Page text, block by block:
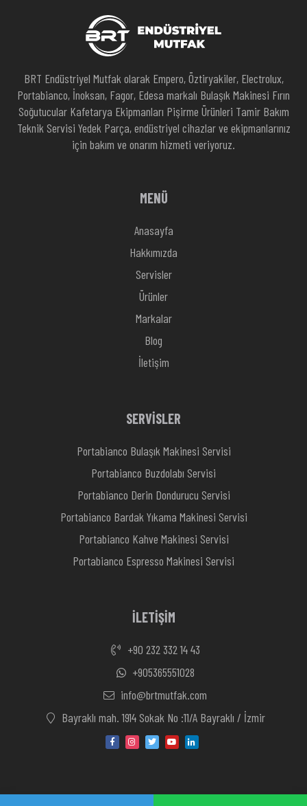
BRT Endüstriyel Mutfak olarak Empero, Öztiryakiler, Electrolux,
Portabianco, İnoksan, Fagor, Edesa markalı Bulaşık Makinesi Fırın
Soğutucular Kafetarya Ekipmanları Pişirme Ürünleri Tamir Bakım
Teknik Servisi Yedek Parça, endüstriyel cihazlar ve ekipmanlarınız
için bakım ve onarım hizmeti veriyoruz.
MENÜ
Anasayfa
Hakkımızda
Servisler
Ürünler
Markalar
Blog
İletişim
SERVİSLER
Portabianco Bulaşık Makinesi Servisi
Portabianco Buzdolabı Servisi
Portabianco Derin Dondurucu Servisi
Portabianco Bardak Yıkama Makinesi Servisi
Portabianco Kahve Makinesi Servisi
Portabianco Espresso Makinesi Servisi
İLETİŞİM
+90 232 332 14 43
+905365551028
info@brtmutfak.com
Bayraklı mah. 1914 Sokak No :11/A Bayraklı / İzmir